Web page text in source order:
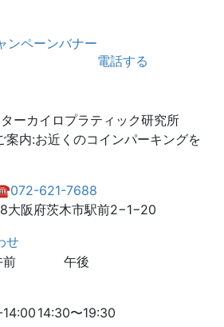
電話する
案内:お近くのコインパーキングを
621-7688
大阪府茨木市駅前2−1−20
せ
前 午後
14:30〜19:30